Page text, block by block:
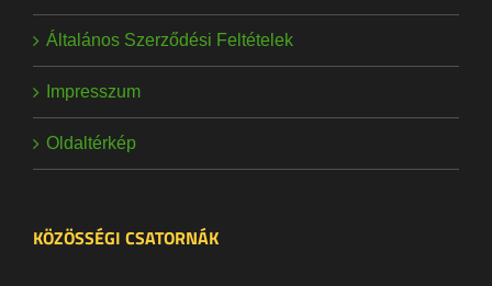
Általános Szerződési Feltételek
Impresszum
Oldaltérkép
KÖZÖSSÉGI CSATORNÁK